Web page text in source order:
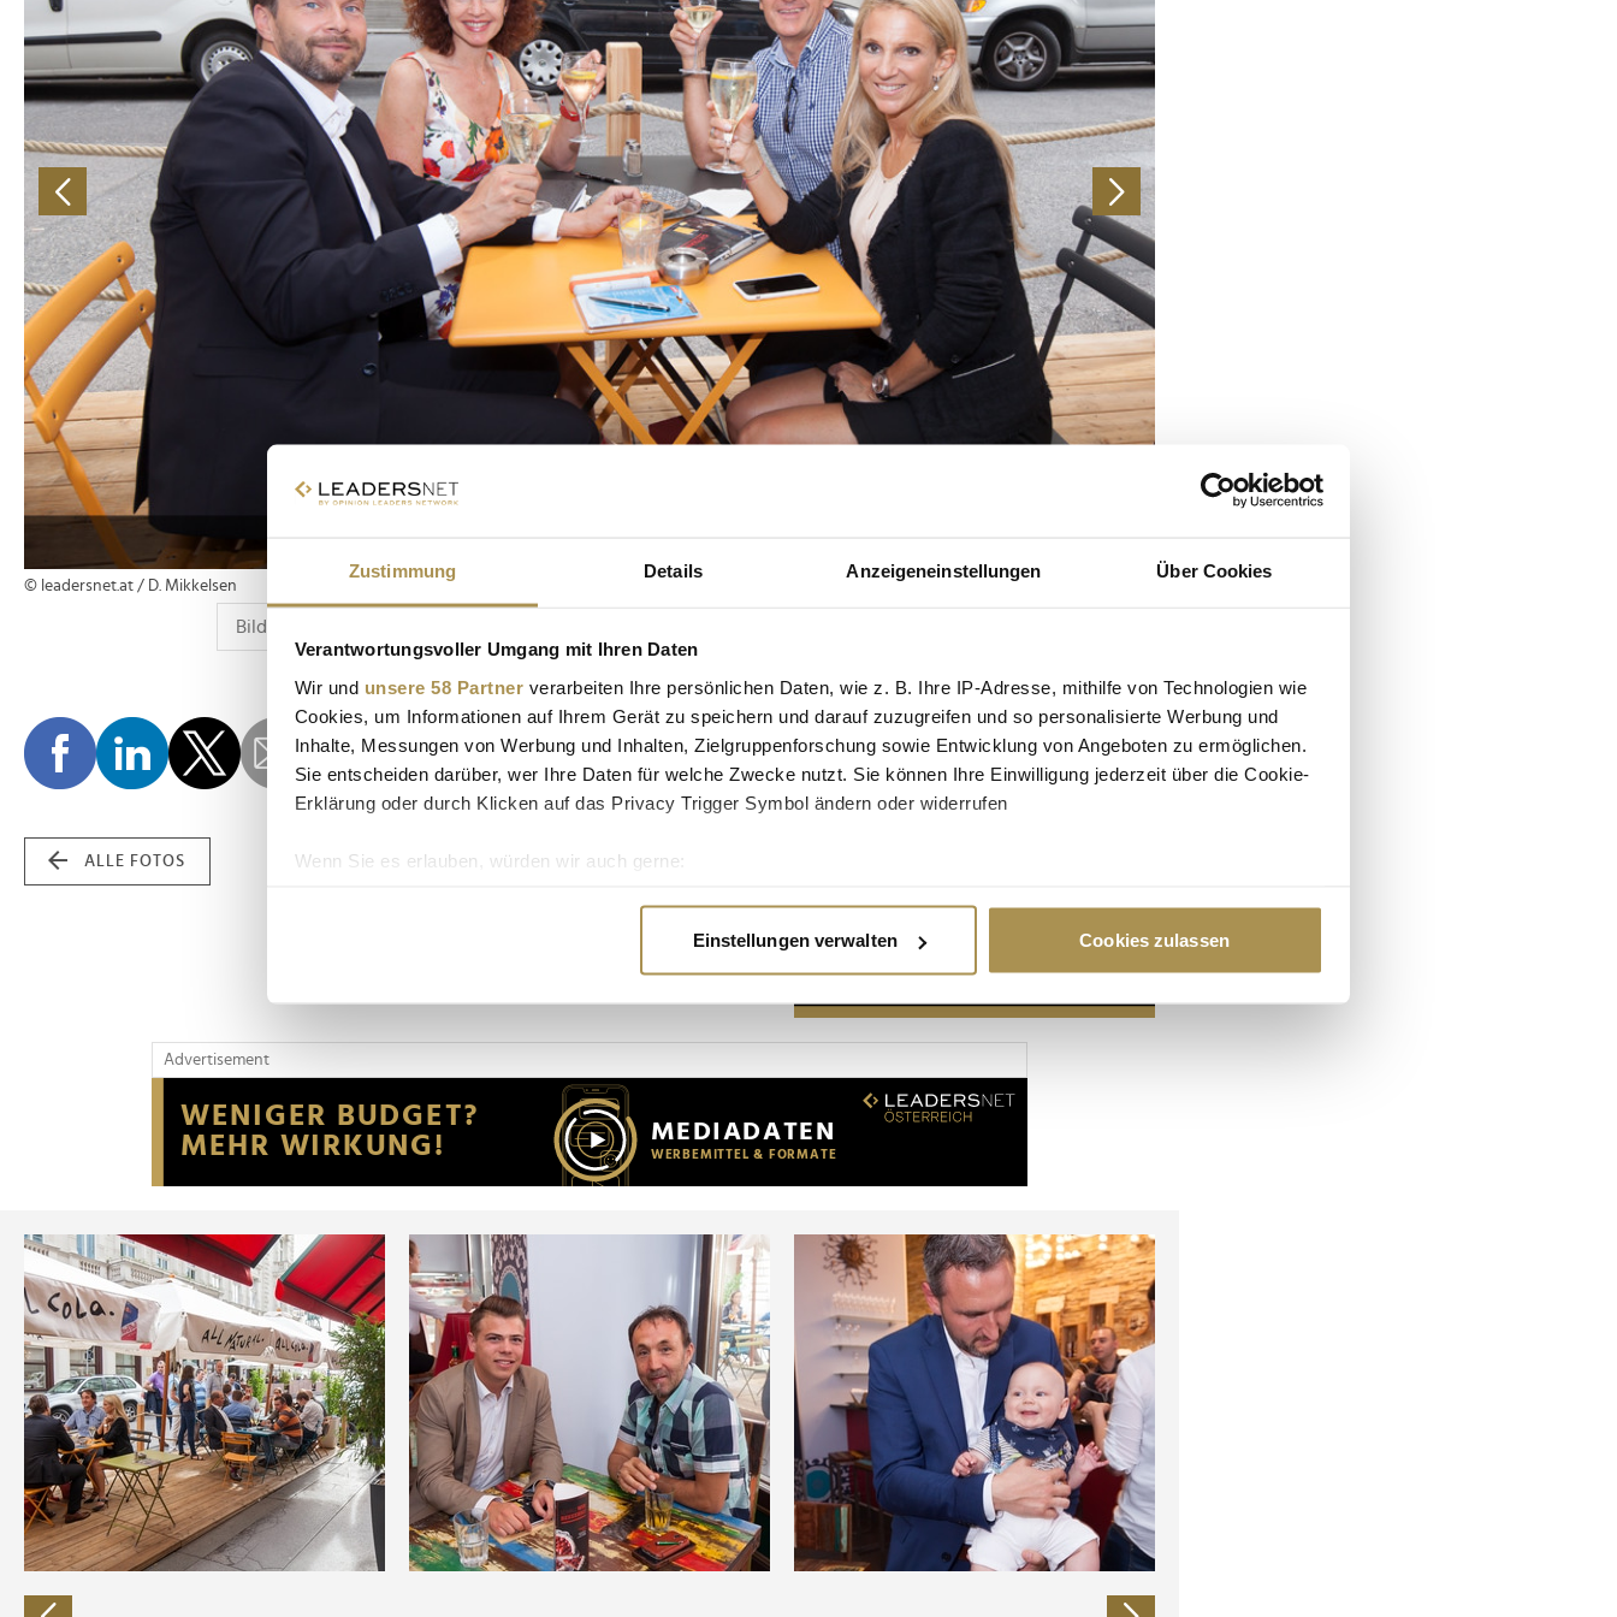
Zustimmung Details Anzeigeneinstellungen Über Cookies
Verantwortungsvoller Umgang mit Ihren Daten
Wir und unsere 58 Partner verarbeiten Ihre persönlichen Daten, wie z. B. Ihre IP-Adresse, mithilfe von Technologien wie
Cookies, um Informationen auf Ihrem Gerät zu speichern und darauf zuzugreifen und so personalisierte Werbung und
Inhalte, Messungen von Werbung und Inhalten, Zielgruppenforschung sowie Entwicklung von Angeboten zu ermöglichen.
Sie entscheiden darüber, wer Ihre Daten für welche Zwecke nutzt. Sie können Ihre Einwilligung jederzeit über die Cookie-
Erklärung oder durch Klicken auf das Privacy Trigger Symbol ändern oder widerrufen
Wenn Sie es erlauben, würden wir auch gerne:
Erfahren Sie mehr darüber, wie Ihre persönlichen Daten verarbeitet werden, und legen Sie Ihre Präferenzen im
Wir verwenden Cookies, um Inhalte und Anzeigen zu personalisieren, Funktionen für soziale Medien anbieten zu können
Website an unsere Partner für soziale Medien, Werbung und Analysen weiter. Unsere Partner führen diese Informationen
möglicherweise mit weiteren Daten zusammen, die Sie ihnen bereitgestellt haben oder die sie im Rahmen Ihrer Nutzung
der Dienste gesammelt haben.
Einstellungen verwalten Cookies zulassen
© leadersnet.at / D. Mikkelsen
ALLE FOTOS
Advertisement
Advertisement